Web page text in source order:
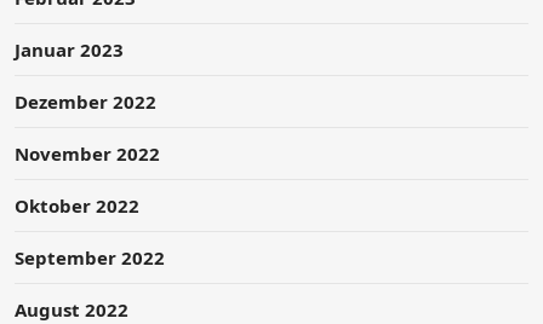
Januar 2023
Dezember 2022
November 2022
Oktober 2022
September 2022
August 2022